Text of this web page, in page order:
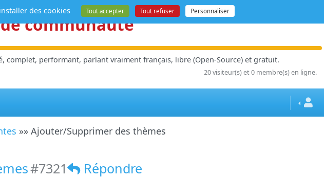
communauté
complet, performant, parlant vraiment français, libre (Open-Source) et gratuit.
20 visiteur(s) et 0 membre(s) en ligne.
»» Ajouter/Supprimer des thèmes
#7321 Répondre
des cookies Tout accepter Tout refuser Personnaliser